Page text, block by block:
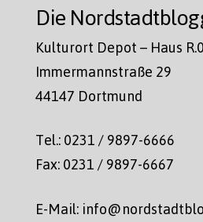
Die
Kulturort Depot – Haus
Immermannstraße 29
44147 Dortmund
Tel.: 0231 / 9897-6666
Fax: 0231 / 9897-6667
E-Mail: